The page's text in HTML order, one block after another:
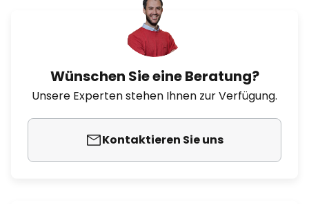
Wünschen Sie eine Beratung?
Unsere Experten stehen Ihnen zur Verfügung.
Kontaktieren Sie uns